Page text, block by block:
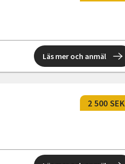
Läs mer och anmäl
2 500 SEK